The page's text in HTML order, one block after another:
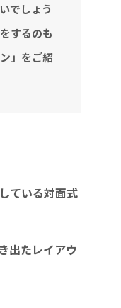
でしょう
するのも
」をご紹
ている対面式
出たレイアウ